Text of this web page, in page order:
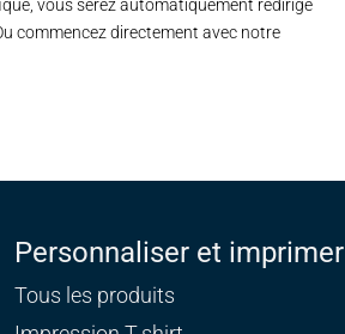
vous serez automatiquement redirigé
commencez directement avec notre
Personnaliser et imprimer
Tous les produits